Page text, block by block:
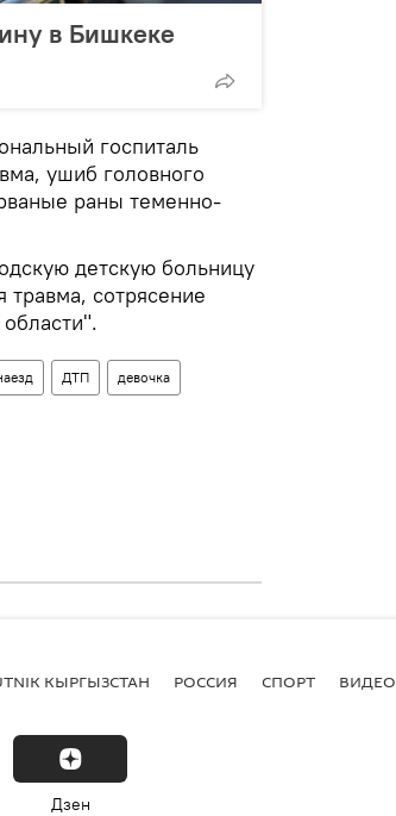
в Бишкеке
госпиталь
ушиб головного
раны теменно-
детскую больницу
сотрясение
ДТП девочка
КЫРГЫЗСТАН РОССИЯ СПОРТ ВИДЕО
Дзен